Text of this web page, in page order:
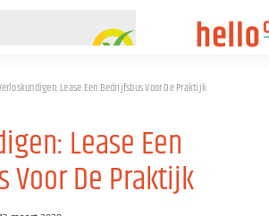
Lease Een Bedrijfsbus Voor De Praktijk
Lease Een
Voor De Praktijk